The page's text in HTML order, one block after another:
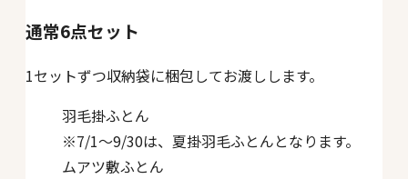
通常6点セット
1セットずつ収納袋に梱包してお渡しします。
羽毛掛ふとん
※7/1～9/30は、夏掛羽毛ふとんとなります。
ムアツ敷ふとん